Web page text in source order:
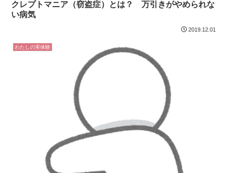
クレプトマニア（窃盗症）とは？ 万引きがやめられな
い病気
2019.12.01
わたしの実体験